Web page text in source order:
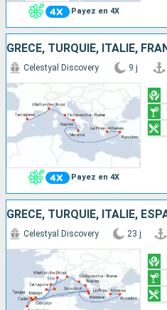
Payez en 4X
Payez en 4X
Celestyal Discovery 9 j
Celestyal Discovery 23 j